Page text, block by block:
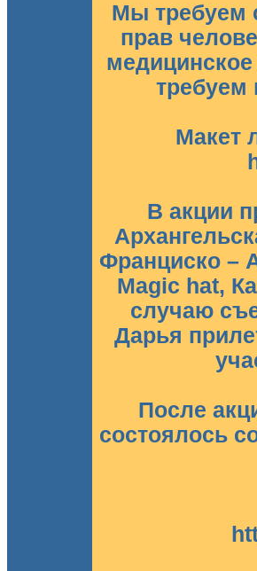
Мы требуем
прав
требуем
Макет
В акции
Франциско –
Magic hat,
случаю
Дарья
После
состоялось